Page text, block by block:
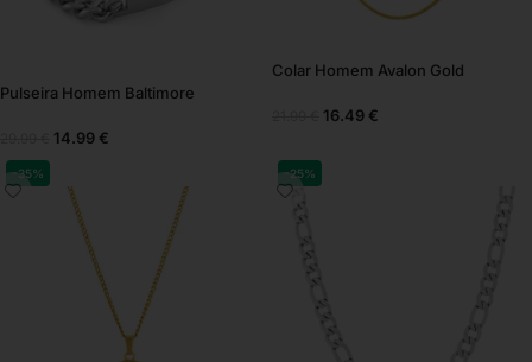
Pulseira Homem Baltimore
14.99 €
Colar Homem Avalon Gold
16.49 €
-35% -25%